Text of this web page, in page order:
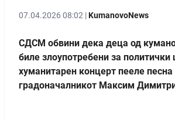
07.04.2026 08:02 |KumanovoNews
СДСМ обвини дека деца од
биле злоупотребени за политички
хуманитарен концерт пееле песна
градоначалникот Максим